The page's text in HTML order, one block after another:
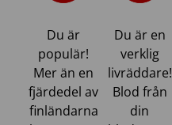
Du är
populär!
Mer än en
fjärdedel av
finländarna
Du är en
verklig
livräddare!
Blod från
din